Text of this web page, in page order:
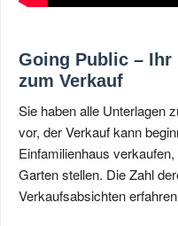
Going Public –
zum Verkauf
Sie haben alle Unterlagen
vor, der Verkauf kann
Einfamilienhaus
Garten stellen. Die Zahl
Verkaufsabsichten